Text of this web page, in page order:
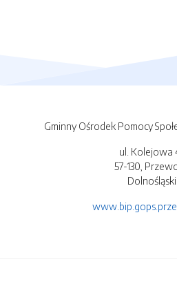
Gminny Ośrodek Pomocy
ul. Kolejowa
57-130,